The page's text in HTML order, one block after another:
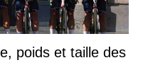
poids et taille des